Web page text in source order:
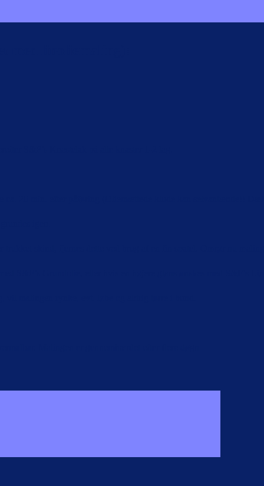
linoliemaling):
S&F’s Knastelak på alle knaster 1-2 lag.
20 min. efter påføring (Oliemættede klude kan selvantænde!!
igen.
skind, fjernes dette ved brug af en fin spatel. Omrør nu
S&F’s Grundolie, eller hvis en højere glans ønskes med S&F’s
malingen rynke, evt. løbe og aldrig tørre i bund.
Malingen er gennemhærdet efter flere døgn